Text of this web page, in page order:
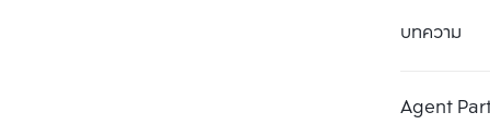
บทความ
Agent